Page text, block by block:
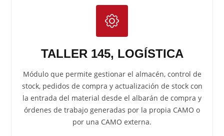
TALLER 145, LOGÍSTICA
Módulo que permite gestionar el almacén, control de
stock, pedidos de compra y actualización de stock con
la entrada del material desde el albarán de compra y
órdenes de trabajo generadas por la propia CAMO o
por una CAMO externa.